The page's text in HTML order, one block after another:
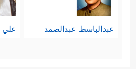
عبدالباسط عبدالصمد علي